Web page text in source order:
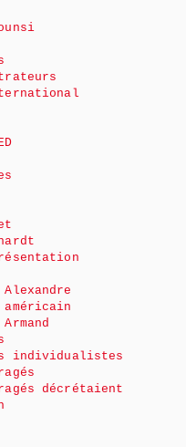
individualistes
décrétaient